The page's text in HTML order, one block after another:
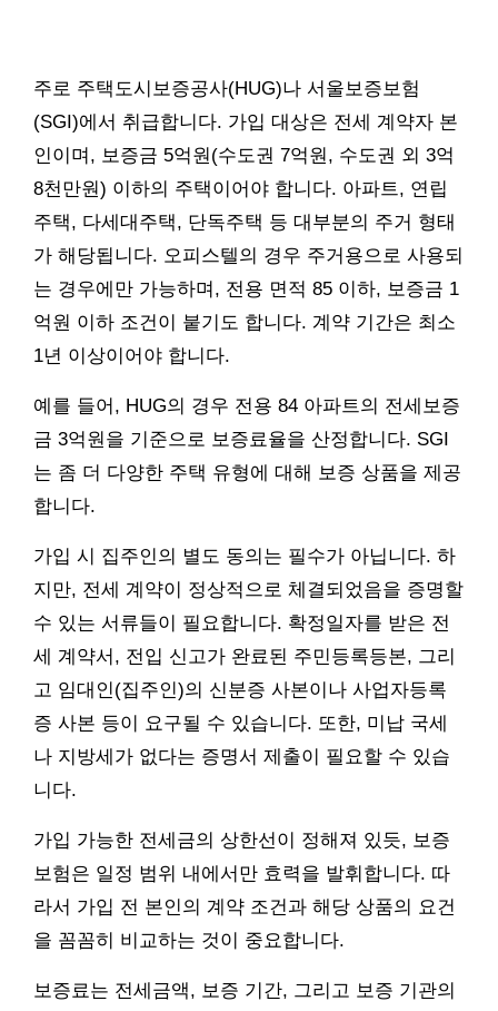
주로 주택도시보증공사(HUG)나 서울보증보험
(SGI)에서 취급합니다. 가입 대상은 전세 계약자 본
인이며, 보증금 5억원(수도권 7억원, 수도권 외 3억
8천만원) 이하의 주택이어야 합니다. 아파트, 연립
주택, 다세대주택, 단독주택 등 대부분의 주거 형태
가 해당됩니다. 오피스텔의 경우 주거용으로 사용되
는 경우에만 가능하며, 전용 면적 85 이하, 보증금 1
억원 이하 조건이 붙기도 합니다. 계약 기간은 최소
1년 이상이어야 합니다.
예를 들어, HUG의 경우 전용 84 아파트의 전세보증
금 3억원을 기준으로 보증료율을 산정합니다. SGI
는 좀 더 다양한 주택 유형에 대해 보증 상품을 제공
합니다.
가입 시 집주인의 별도 동의는 필수가 아닙니다. 하
지만, 전세 계약이 정상적으로 체결되었음을 증명할
수 있는 서류들이 필요합니다. 확정일자를 받은 전
세 계약서, 전입 신고가 완료된 주민등록등본, 그리
고 임대인(집주인)의 신분증 사본이나 사업자등록
증 사본 등이 요구될 수 있습니다. 또한, 미납 국세
나 지방세가 없다는 증명서 제출이 필요할 수 있습
니다.
가입 가능한 전세금의 상한선이 정해져 있듯, 보증
보험은 일정 범위 내에서만 효력을 발휘합니다. 따
라서 가입 전 본인의 계약 조건과 해당 상품의 요건
을 꼼꼼히 비교하는 것이 중요합니다.
보증료는 전세금액, 보증 기간, 그리고 보증 기관의